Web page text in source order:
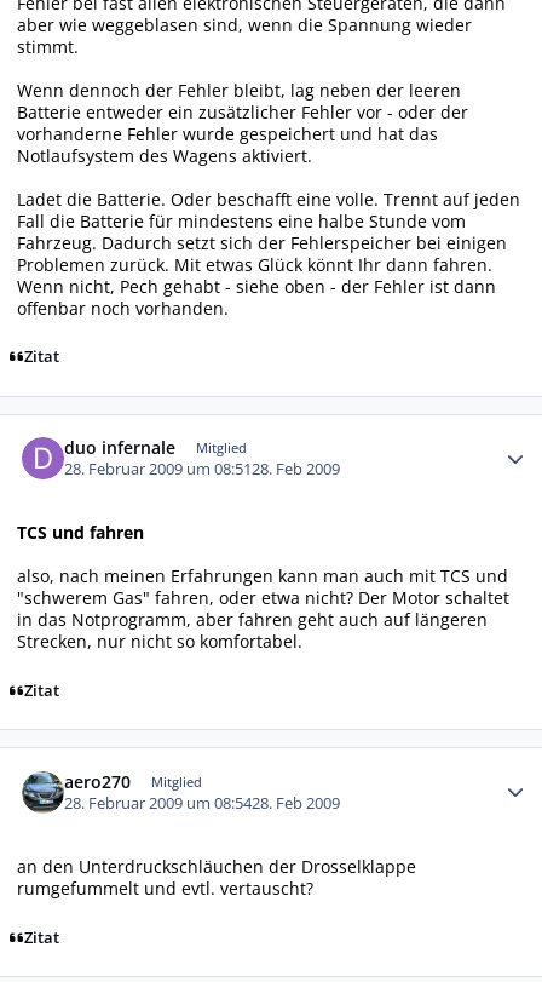
aber wie weggeblasen sind, wenn die Spannung wieder
stimmt.
Wenn dennoch der Fehler bleibt, lag neben der leeren
Batterie entweder ein zusätzlicher Fehler vor - oder der
vorhanderne Fehler wurde gespeichert und hat das
Notlaufsystem des Wagens aktiviert.
Ladet die Batterie. Oder beschafft eine volle. Trennt auf jeden
Fall die Batterie für mindestens eine halbe Stunde vom
Fahrzeug. Dadurch setzt sich der Fehlerspeicher bei einigen
Problemen zurück. Mit etwas Glück könnt Ihr dann fahren.
Wenn nicht, Pech gehabt - siehe oben - der Fehler ist dann
offenbar noch vorhanden.
Zitat
duo infernale Mitglied
28. Februar 2009 um 08:5128. Feb 2009
TCS und fahren
also, nach meinen Erfahrungen kann man auch mit TCS und
"schwerem Gas" fahren, oder etwa nicht? Der Motor schaltet
in das Notprogramm, aber fahren geht auch auf längeren
Strecken, nur nicht so komfortabel.
Zitat
aero270 Mitglied
28. Februar 2009 um 08:5428. Feb 2009
an den Unterdruckschläuchen der Drosselklappe
rumgefummelt und evtl. vertauscht?
Zitat